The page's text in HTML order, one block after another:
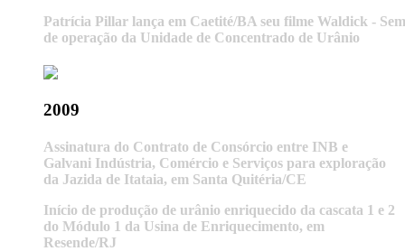
Patrícia Pillar lança em Caetité/BA seu filme Waldick -
de operação da Unidade de Concentrado de Urânio
2009
Assinatura do Contrato de Consórcio entre INB e
Galvani Indústria, Comércio e Serviços para exploração
da Jazida de Itataia, em Santa Quitéria/CE
Início de produção de urânio enriquecido da cascata 1 e 2
do Módulo 1 da Usina de Enriquecimento, em
Resende/RJ